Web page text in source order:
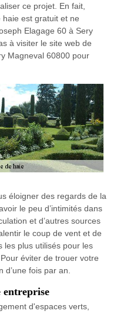
ce projet. En fait,
haie est gratuit et ne
Elagage 60 à Sery
à visiter le site web de
Magneval 60800 pour
éloigner des regards de la
le peu d’intimités dans
et d’autres sources
le coup de vent et de
les plus utilisés pour les
éviter de trouer votre
d’une fois par an.
entreprise
d'espaces verts,